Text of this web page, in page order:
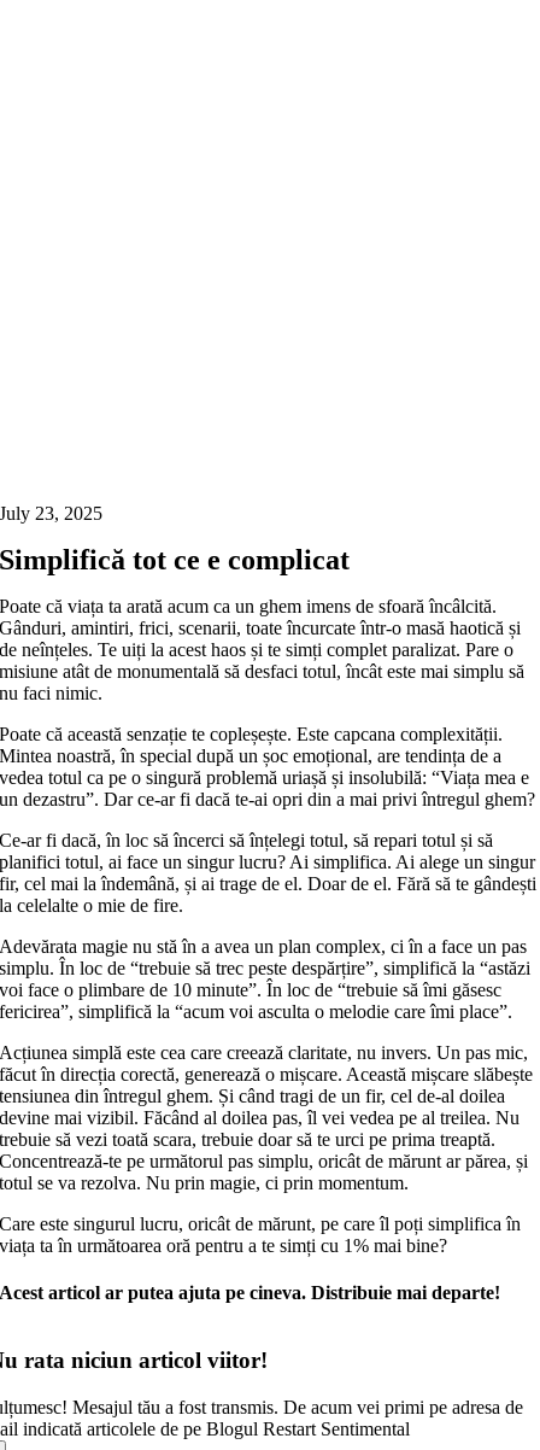
July 23, 2025
Simplifică tot ce e complicat
Poate că viața ta arată acum ca un ghem imens de sfoară încâlcită.
Gânduri, amintiri, frici, scenarii, toate încurcate într-o masă haotică și
de neînțeles. Te uiți la acest haos și te simți complet paralizat. Pare o
misiune atât de monumentală să desfaci totul, încât este mai simplu să
nu faci nimic.
Poate că această senzație te copleșește. Este capcana complexității.
Mintea noastră, în special după un șoc emoțional, are tendința de a
vedea totul ca pe o singură problemă uriașă și insolubilă: “Viața mea e
un dezastru”. Dar ce-ar fi dacă te-ai opri din a mai privi întregul ghem?
Ce-ar fi dacă, în loc să încerci să înțelegi totul, să repari totul și să
planifici totul, ai face un singur lucru? Ai simplifica. Ai alege un singur
fir, cel mai la îndemână, și ai trage de el. Doar de el. Fără să te gândești
la celelalte o mie de fire.
Adevărata magie nu stă în a avea un plan complex, ci în a face un pas
simplu. În loc de “trebuie să trec peste despărțire”, simplifică la “astăzi
voi face o plimbare de 10 minute”. În loc de “trebuie să îmi găsesc
fericirea”, simplifică la “acum voi asculta o melodie care îmi place”.
Acțiunea simplă este cea care creează claritate, nu invers. Un pas mic,
făcut în direcția corectă, generează o mișcare. Această mișcare slăbește
tensiunea din întregul ghem. Și când tragi de un fir, cel de-al doilea
devine mai vizibil. Făcând al doilea pas, îl vei vedea pe al treilea. Nu
trebuie să vezi toată scara, trebuie doar să te urci pe prima treaptă.
Concentrează-te pe următorul pas simplu, oricât de mărunt ar părea, și
totul se va rezolva. Nu prin magie, ci prin momentum.
Care este singurul lucru, oricât de mărunt, pe care îl poți simplifica în
viața ta în următoarea oră pentru a te simți cu 1% mai bine?
Acest articol ar putea ajuta pe cineva. Distribuie mai departe!
rata niciun articol viitor!
Mesajul tău a fost transmis. De acum vei primi pe adresa de
indicată articolele de pe Blogul Restart Sentimental